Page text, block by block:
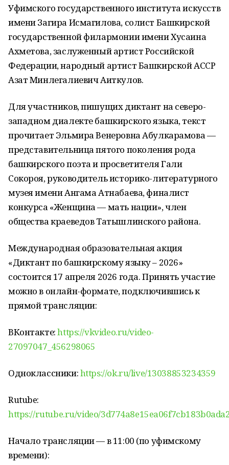
Уфимского государственного института искусств
имени Загира Исмагилова, солист Башкирской
государственной филармонии имени Хусаина
Ахметова, заслуженный артист Российской
Федерации, народный артист Башкирской АССР
Азат Минлегалиевич Аиткулов.
Для участников, пишущих диктант на северо-
западном диалекте башкирского языка, текст
прочитает Эльмира Венеровна Абулкарамова —
представительница пятого поколения рода
башкирского поэта и просветителя Гали
Сокороя, руководитель историко-литературного
музея имени Ангама Атнабаева, финалист
конкурса «Женщина — мать нации», член
общества краеведов Татышлинского района.
Международная образовательная акция
«Диктант по башкирскому языку – 2026»
состоится 17 апреля 2026 года. Принять участие
можно в онлайн-формате, подключившись к
прямой трансляции:
ВКонтакте:https://vkvideo.ru/video-
27097047_456298065
Одноклассники:https://ok.ru/live/13038853234359
Rutube:
https://rutube.ru/video/
Начало трансляции — в 11:00 (по уфимскому
времени):